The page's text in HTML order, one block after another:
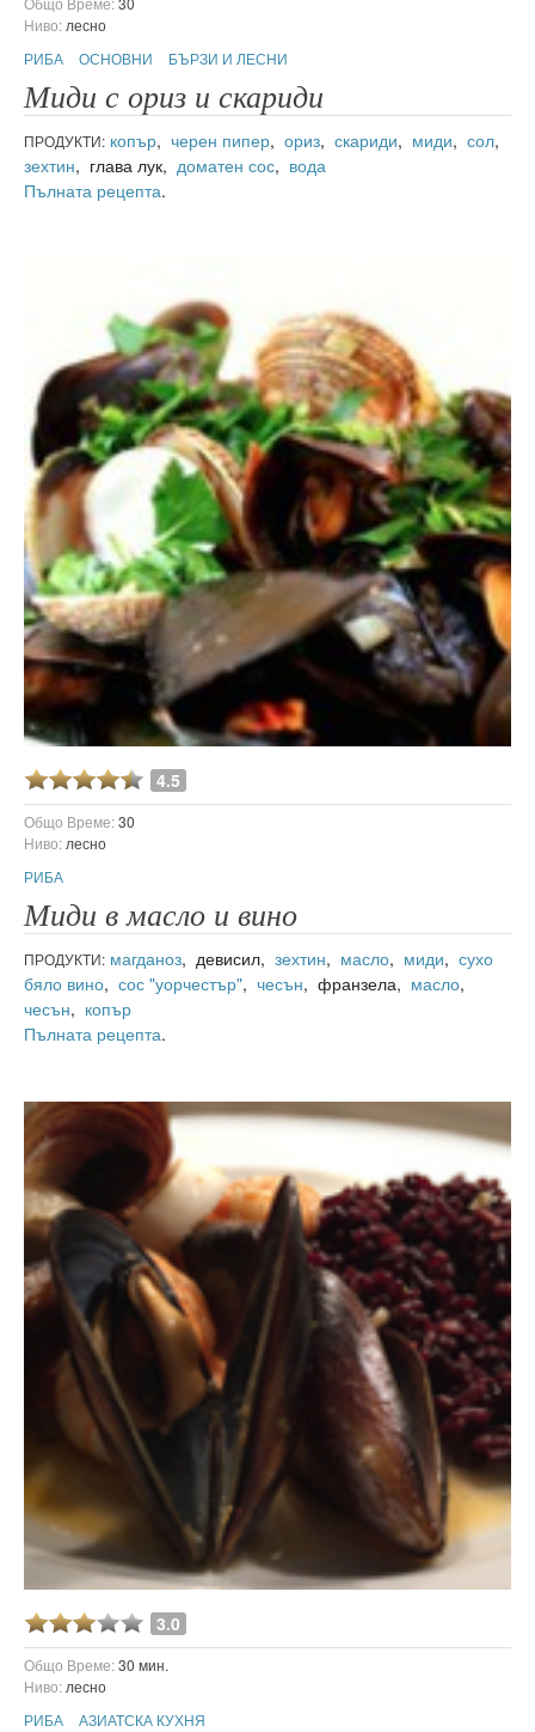
Ниво: лесно
РИБА
ОСНОВНИ БЪРЗИ И ЛЕСНИ
Миди с ориз и скариди
ПРОДУКТИ: копър, черен пипер, ориз, скариди, миди, сол,
зехтин, глава лук, доматен сос, вода
Пълната рецепта.
4.5
Общо Време:30
Ниво: лесно
РИБА
Миди в масло и вино
ПРОДУКТИ: магданоз, девисил, зехтин, масло, миди, сухо
бяло вино, сос "уорчестър", чесън, франзела, масло,
чесън, копър
Пълната рецепта.
3.0
Общо Време:30 мин.
Ниво: лесно
РИБА
АЗИАТСКА КУХНЯ